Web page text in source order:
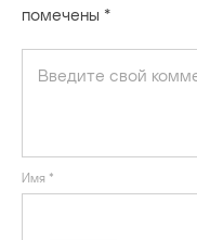
помечены *
Имя *